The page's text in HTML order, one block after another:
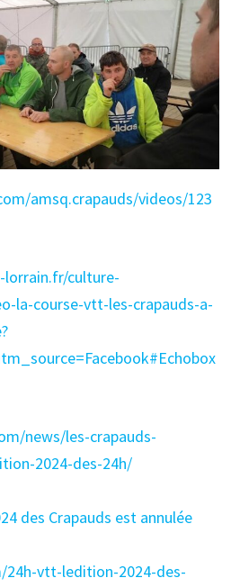
amsq.crapauds/videos/123
culture-
la-course-vtt-les-crapauds-a-
news/les-crapauds-
2024-des-24h/
des Crapauds est annulée
24h-vtt-ledition-2024-des-